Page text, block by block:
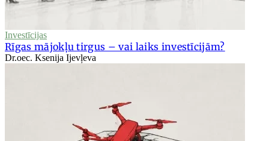
Investīcijas
Rīgas mājokļu tirgus – vai laiks investīcijām?
Dr.oec. Ksenija Ijevļeva